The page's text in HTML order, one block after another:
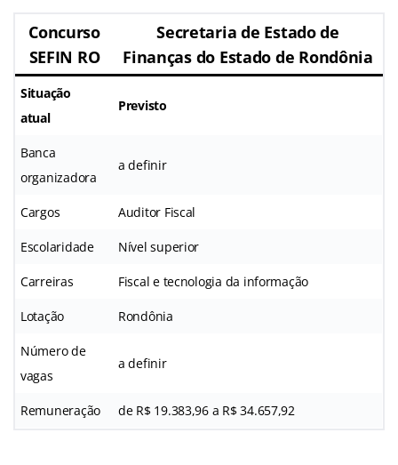
Concurso
SEFIN RO
Secretaria de Estado de
Finanças do Estado de Rondônia
Situação
atual
Previsto
Banca
organizadora
a definir
Cargos Auditor Fiscal
Escolaridade Nível superior
Carreiras Fiscal e tecnologia da informação
Lotação Rondônia
Número de
vagas
a definir
Remuneração de R$ 19.383,96 a R$ 34.657,92